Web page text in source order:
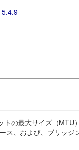
5.4.9
トの最大サイズ（MTU
ス、および、ブリッジ